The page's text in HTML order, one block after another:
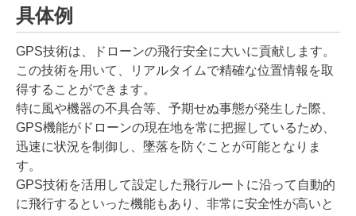
具体例
GPS技術は、ドローンの飛行安全に大いに貢献します。
この技術を用いて、リアルタイムで精確な位置情報を取
得することができます。
特に風や機器の不具合等、予期せぬ事態が発生した際、
GPS機能がドローンの現在地を常に把握しているため、
迅速に状況を制御し、墜落を防ぐことが可能となりま
す。
GPS技術を活用して設定した飛行ルートに沿って自動的
に飛行するといった機能もあり、非常に安全性が高いと